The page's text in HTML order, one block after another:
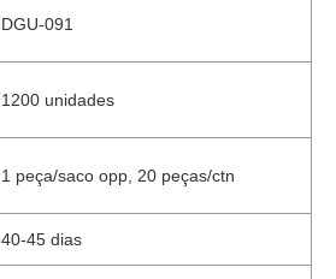
DGU-091
1200 unidades
1 peça/saco opp, 20 peças/ctn
40-45 dias